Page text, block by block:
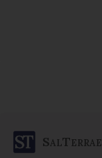
SalTerrae